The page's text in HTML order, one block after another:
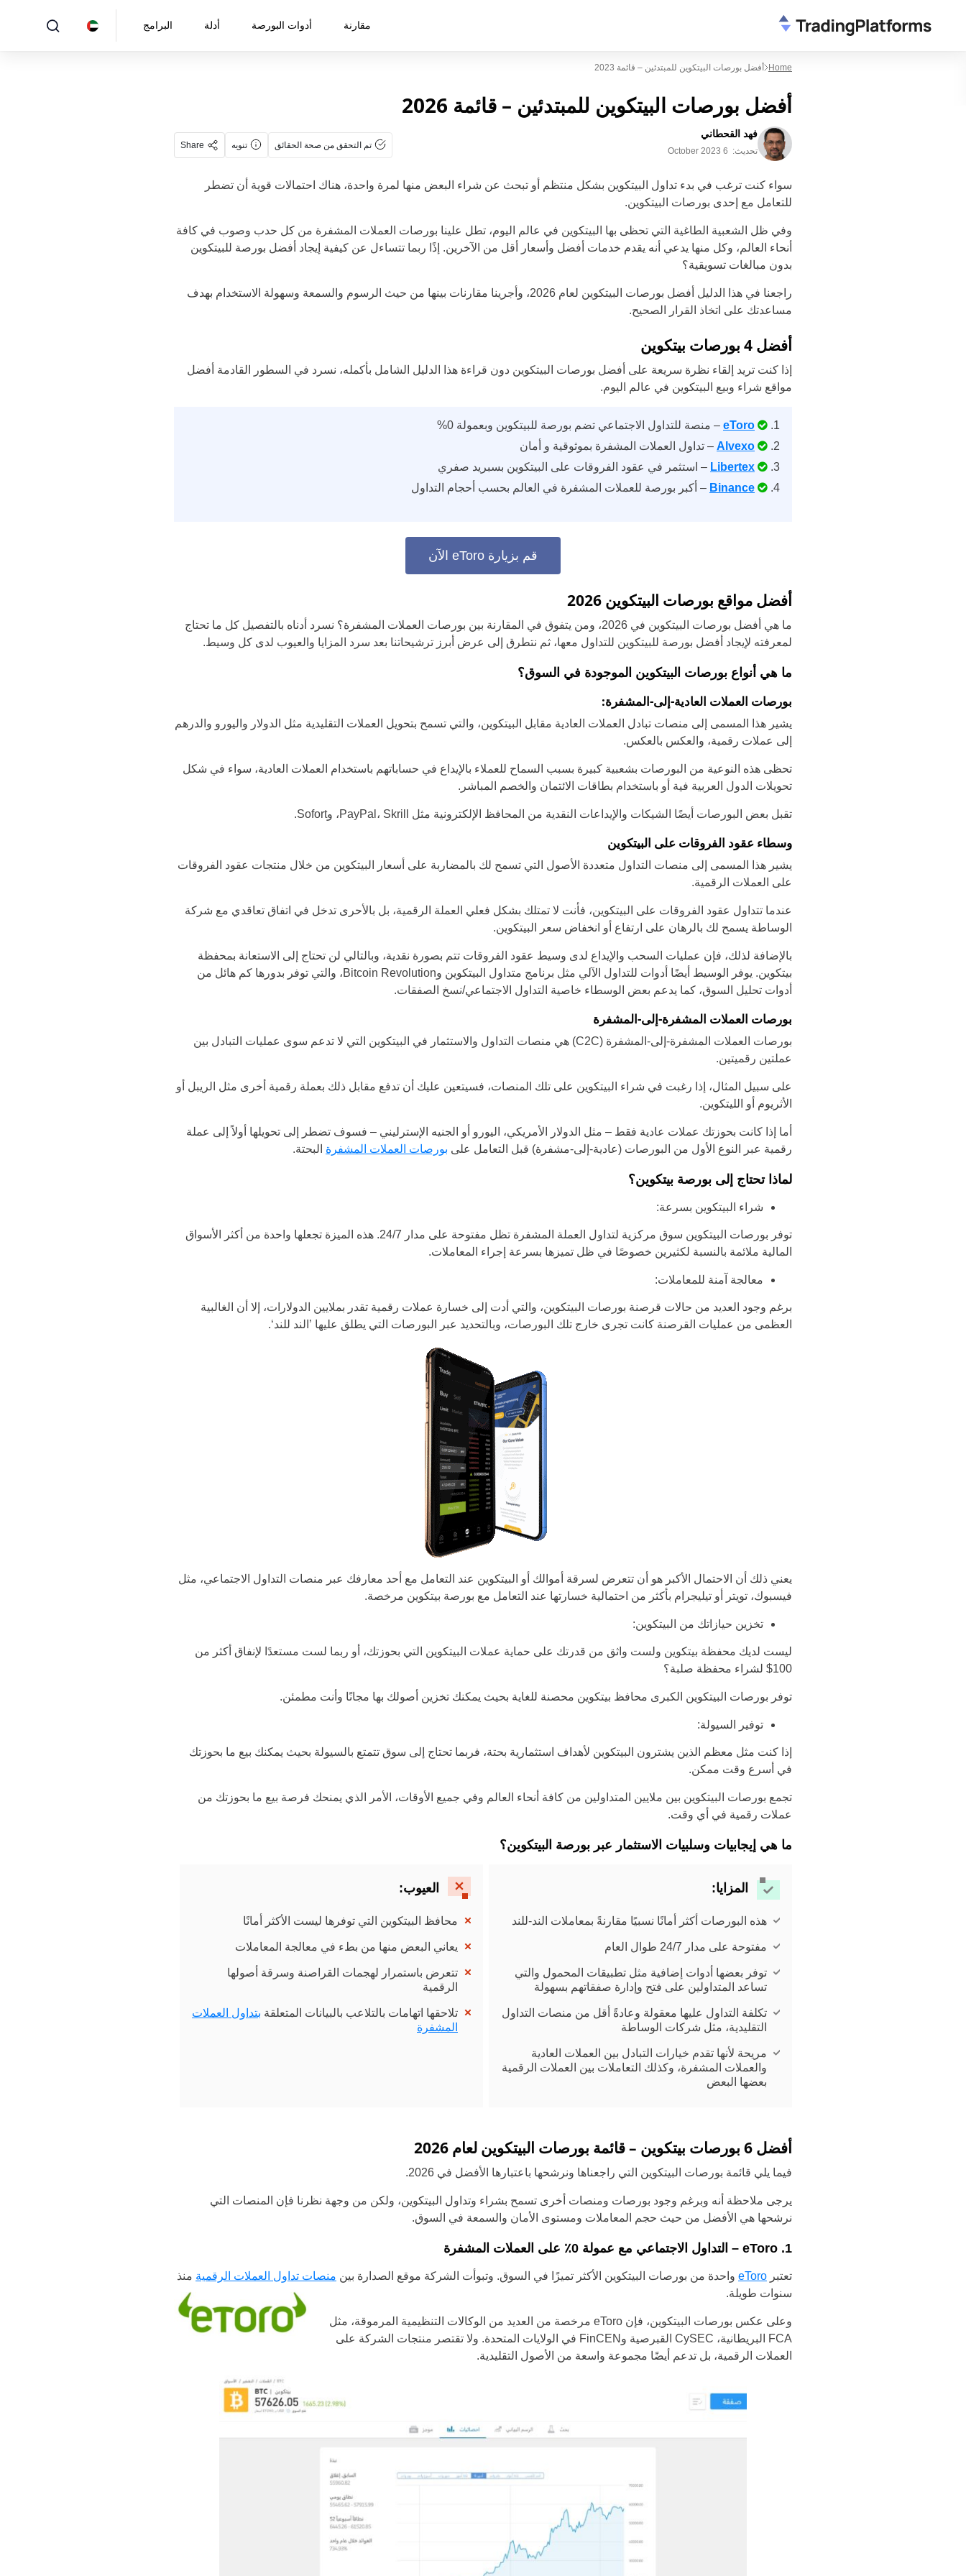
مقارنة أدوات البورصة أدلة البرامج
UAE Arabic
United States
United Kingdom
Brazil
Germany
Spain
Greece
Hungary
Lithuania
Poland
Romania
Russia
Sweden
Turkey
Home أفضل بورصات البيتكوين للمبتدئين – قائمة 2023
أفضل بورصات البيتكوين للمبتدئين – قائمة 2026
فهد القحطاني
تحديث: 6 October 2023
تم التحقق من صحة الحقائق تنويه Share
سواء كنت ترغب في بدء تداول البيتكوين بشكل منتظم أو تبحث عن شراء البعض منها لمرة واحدة، هناك احتمالات قوية أن تضطر
للتعامل مع إحدى بورصات البيتكوين.
وفي ظل الشعبية الطاغية التي تحظى بها البيتكوين في عالم اليوم، تطل علينا بورصات العملات المشفرة من كل حدب وصوب في كافة
أنحاء العالم، وكل منها يدعي أنه يقدم خدمات أفضل وأسعار أقل من الآخرين. إذًا ربما تتساءل عن كيفية إيجاد أفضل بورصة للبيتكوين
بدون مبالغات تسويقية؟
راجعنا في هذا الدليل أفضل بورصات البيتكوين لعام 2026، وأجرينا مقارنات بينها من حيث الرسوم والسمعة وسهولة الاستخدام بهدف
مساعدتك على اتخاذ القرار الصحيح.
أفضل 4 بورصات بيتكوين
إذا كنت تريد إلقاء نظرة سريعة على أفضل بورصات البيتكوين دون قراءة هذا الدليل الشامل بأكمله، نسرد في السطور القادمة أفضل
مواقع شراء وبيع البيتكوين في عالم اليوم.
eToro – منصة للتداول الاجتماعي تضم بورصة للبيتكوين وبعمولة 0%
Alvexo – تداول العملات المشفرة بموثوقية و أمان
Libertex – استثمر في عقود الفروقات على البيتكوين بسبريد صفري
Binance – أكبر بورصة للعملات المشفرة في العالم بحسب أحجام التداول
قم بزيارة eToro الآن
أفضل مواقع بورصات البيتكوين 2026
ما هي أفضل بورصات البيتكوين في 2026، ومن يتفوق في المقارنة بين بورصات العملات المشفرة؟ نسرد أدناه بالتفصيل كل ما تحتاج
لمعرفته لإيجاد أفضل بورصة للبيتكوين للتداول معها، ثم نتطرق إلى عرض أبرز ترشيحاتنا بعد سرد المزايا والعيوب لدى كل وسيط.
ما هي أنواع بورصات البيتكوين الموجودة في السوق؟
بورصات العملات العادية-إلى-المشفرة:
يشير هذا المسمى إلى منصات تبادل العملات العادية مقابل البيتكوين، والتي تسمح بتحويل العملات التقليدية مثل الدولار واليورو والدرهم
إلى عملات رقمية، والعكس بالعكس.
تحظى هذه النوعية من البورصات بشعبية كبيرة بسبب السماح للعملاء بالإيداع في حساباتهم باستخدام العملات العادية، سواء في شكل
تحويلات الدول العربية فية أو باستخدام بطاقات الائتمان والخصم المباشر.
تقبل بعض البورصات أيضًا الشيكات والإيداعات النقدية من المحافظ الإلكترونية مثل PayPal، Skrill، وSofort.
وسطاء عقود الفروقات على البيتكوين
يشير هذا المسمى إلى منصات التداول متعددة الأصول التي تسمح لك بالمضاربة على أسعار البيتكوين من خلال منتجات عقود الفروقات
على العملات الرقمية.
عندما تتداول عقود الفروقات على البيتكوين، فأنت لا تمتلك بشكل فعلي العملة الرقمية، بل بالأحرى تدخل في اتفاق تعاقدي مع شركة
الوساطة يسمح لك بالرهان على ارتفاع أو انخفاض سعر البيتكوين.
بالإضافة لذلك، فإن عمليات السحب والإيداع لدى وسيط عقود الفروقات تتم بصورة نقدية، وبالتالي لن تحتاج إلى الاستعانة بمحفظة
بيتكوين. يوفر الوسيط أيضًا أدوات للتداول الآلي مثل برنامج متداول البيتكوين وBitcoin Revolution، والتي توفر بدورها كم هائل من
أدوات تحليل السوق، كما يدعم بعض الوسطاء خاصية التداول الاجتماعي/نسخ الصفقات.
بورصات العملات المشفرة-إلى-المشفرة
بورصات العملات المشفرة-إلى-المشفرة (C2C) هي منصات التداول والاستثمار في البيتكوين التي لا تدعم سوى عمليات التبادل بين
عملتين رقميتين.
على سبيل المثال، إذا رغبت في شراء البيتكوين على تلك المنصات، فسيتعين عليك أن تدفع مقابل ذلك بعملة رقمية أخرى مثل الريبل أو
الأثريوم أو الليتكوين.
أما إذا كانت بحوزتك عملات عادية فقط – مثل الدولار الأمريكي، اليورو أو الجنيه الإسترليني – فسوف تضطر إلى تحويلها أولاً إلى عملة
رقمية عبر النوع الأول من البورصات (عادية-إلى-مشفرة) قبل التعامل على بورصات العملات المشفرة البحتة.
لماذا تحتاج إلى بورصة بيتكوين؟
شراء البيتكوين بسرعة:
توفر بورصات البيتكوين سوق مركزية لتداول العملة المشفرة تظل مفتوحة على مدار 24/7. هذه الميزة تجعلها واحدة من أكثر الأسواق
المالية ملائمة بالنسبة لكثيرين خصوصًا في ظل تميزها بسرعة إجراء المعاملات.
معالجة آمنة للمعاملات:
برغم وجود العديد من حالات قرصنة بورصات البيتكوين، والتي أدت إلى خسارة عملات رقمية تقدر بملايين الدولارات، إلا أن الغالبية
العظمى من عمليات القرصنة كانت تجرى خارج تلك البورصات، وبالتحديد عبر البورصات التي يطلق عليها ’الند للند‘.
يعني ذلك أن الاحتمال الأكبر هو أن تتعرض لسرقة أموالك أو البيتكوين عند التعامل مع أحد معارفك عبر منصات التداول الاجتماعي، مثل
فيسبوك، تويتر أو تيليجرام بأكثر من احتمالية خسارتها عند التعامل مع بورصة بيتكوين مرخصة.
تخزين حيازاتك من البيتكوين:
ليست لديك محفظة بيتكوين ولست واثق من قدرتك على حماية عملات البيتكوين التي بحوزتك، أو ربما لست مستعدًا لإنفاق أكثر من
100$ لشراء محفظة صلبة؟
توفر بورصات البيتكوين الكبرى محافظ بيتكوين محصنة للغاية بحيث يمكنك تخزين أصولك بها مجانًا وأنت مطمئن.
توفير السيولة:
إذا كنت مثل معظم الذين يشترون البيتكوين لأهداف استثمارية بحتة، فربما تحتاج إلى سوق تتمتع بالسيولة بحيث يمكنك بيع ما بحوزتك
في أسرع وقت ممكن.
تجمع بورصات البيتكوين بين ملايين المتداولين من كافة أنحاء العالم وفي جميع الأوقات، الأمر الذي يمنحك فرصة بيع ما بحوزتك من
عملات رقمية في أي وقت.
ما هي إيجابيات وسلبيات الاستثمار عبر بورصة البيتكوين؟
المزايا:
هذه البورصات أكثر أمانًا نسبيًا مقارنةً بمعاملات الند-للند
مفتوحة على مدار 24/7 طوال العام
توفر بعضها أدوات إضافية مثل تطبيقات المحمول والتي
تساعد المتداولين على فتح وإدارة صفقاتهم بسهولة
تكلفة التداول عليها معقولة وعادةً أقل من منصات التداول
التقليدية، مثل شركات الوساطة
مريحة لأنها تقدم خيارات التبادل بين العملات العادية
والعملات المشفرة، وكذلك التعاملات بين العملات الرقمية
بعضها البعض
العيوب:
محافظ البيتكوين التي توفرها ليست الأكثر أمانًا
يعاني البعض منها من بطء في معالجة المعاملات
تتعرض باستمرار لهجمات القراصنة وسرقة أصولها
الرقمية
تلاحقها اتهامات بالتلاعب بالبيانات المتعلقة بتداول العملات
المشفرة
أفضل 6 بورصات بيتكوين – قائمة بورصات البيتكوين لعام 2026
فيما يلي قائمة بورصات البيتكوين التي راجعناها ونرشحها باعتبارها الأفضل في 2026.
يرجى ملاحظة أنه وبرغم وجود بورصات ومنصات أخرى تسمح بشراء وتداول البيتكوين، ولكن من وجهة نظرنا فإن المنصات التي
نرشحها هي الأفضل من حيث حجم المعاملات ومستوى الأمان والسمعة في السوق.
1. eToro – التداول الاجتماعي مع عمولة 0٪ على العملات المشفرة
تعتبر eToro واحدة من بورصات البيتكوين الأكثر تميزًا في السوق. وتبوأت الشركة موقع الصدارة بين منصات تداول العملات الرقمية منذ
سنوات طويلة.
وعلى عكس بورصات البيتكوين، فإن eToro مرخصة من العديد من الوكالات التنظيمية المرموقة، مثل
FCA البريطانية، CySEC القبرصية وFinCEN في الولايات المتحدة. ولا تقتصر منتجات الشركة على
العملات الرقمية، بل تدعم أيضًا مجموعة واسعة من الأصول التقليدية.